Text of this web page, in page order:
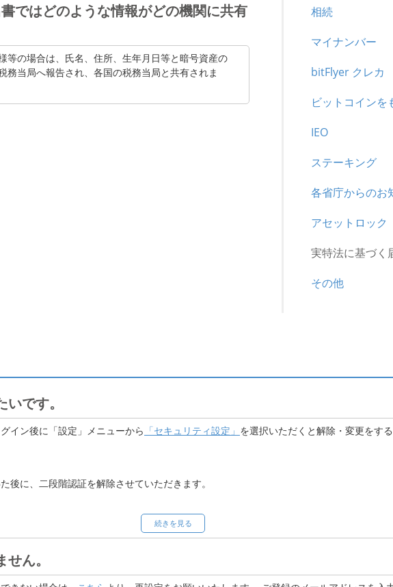
ではどのような情報がどの機関に共有
等の場合は、氏名、住所、生年月日等と暗号資産の
務当局へ報告され、各国の税務当局と共有されま
相続
マイナンバー
bitFlyer クレカ
ビットコインを
IEO
ステーキング
各省庁からのお
アセットロック
実特法に基づく
その他
です。
イン後に「設定」メニューから 「セキュリティ設定」 を選択いただくと解除・変更をする
後に、二段階認証を解除させていただきます。
るセキュリティの観点から認証コードを送付しております。メールの受信ができない場
がございますので、以下 3点のご確認をお願いいたします。
」のドメイン指定解除
続きを見る
ん。